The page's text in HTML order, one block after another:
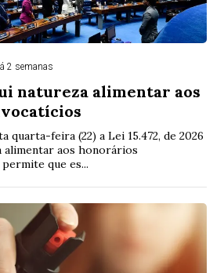
2 semanas
natureza alimentar aos
quarta-feira (22) a Lei 15.472, de 2026
alimentar aos honorários
que es...